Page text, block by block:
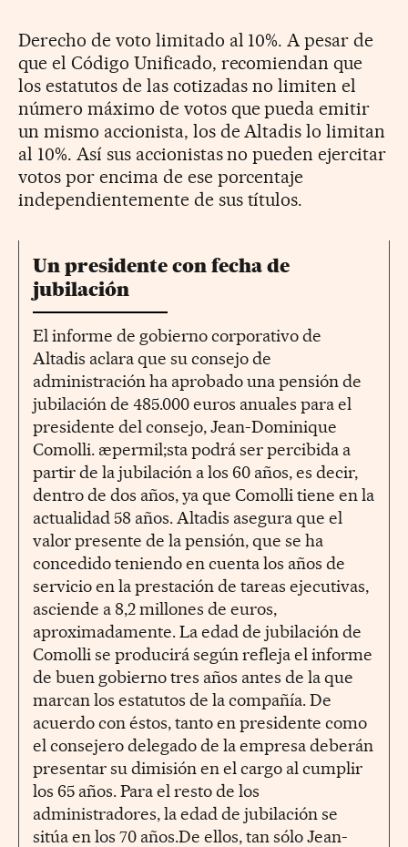
Derecho de voto limitado al 10%. A pesar de
que el Código Unificado, recomiendan que
los estatutos de las cotizadas no limiten el
número máximo de votos que pueda emitir
un mismo accionista, los de Altadis lo limitan
al 10%. Así sus accionistas no pueden ejercitar
votos por encima de ese porcentaje
independientemente de sus títulos.
Un presidente con fecha de
jubilación
El informe de gobierno corporativo de
Altadis aclara que su consejo de
administración ha aprobado una pensión de
jubilación de 485.000 euros anuales para el
presidente del consejo, Jean-Dominique
Comolli. æpermil;sta podrá ser percibida a
partir de la jubilación a los 60 años, es decir,
dentro de dos años, ya que Comolli tiene en la
actualidad 58 años. Altadis asegura que el
valor presente de la pensión, que se ha
concedido teniendo en cuenta los años de
servicio en la prestación de tareas ejecutivas,
asciende a 8,2 millones de euros,
aproximadamente. La edad de jubilación de
Comolli se producirá según refleja el informe
de buen gobierno tres años antes de la que
marcan los estatutos de la compañía. De
acuerdo con éstos, tanto en presidente como
el consejero delegado de la empresa deberán
presentar su dimisión en el cargo al cumplir
los 65 años. Para el resto de los
administradores, la edad de jubilación se
sitúa en los 70 años.De ellos, tan sólo Jean-